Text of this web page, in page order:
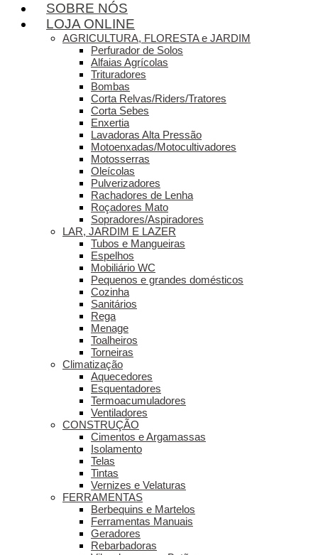
SOBRE NÓS
LOJA ONLINE
AGRICULTURA, FLORESTA e JARDIM
Perfurador de Solos
Alfaias Agrícolas
Trituradores
Bombas
Corta Relvas/Riders/Tratores
Corta Sebes
Enxertia
Lavadoras Alta Pressão
Motoenxadas/Motocultivadores
Motosserras
Oleícolas
Pulverizadores
Rachadores de Lenha
Roçadores Mato
Sopradores/Aspiradores
LAR, JARDIM E LAZER
Tubos e Mangueiras
Espelhos
Mobiliário WC
Pequenos e grandes domésticos
Cozinha
Sanitários
Rega
Menage
Toalheiros
Torneiras
Climatização
Aquecedores
Esquentadores
Termoacumuladores
Ventiladores
CONSTRUÇÃO
Cimentos e Argamassas
Isolamento
Telas
Tintas
Vernizes e Velaturas
FERRAMENTAS
Berbequins e Martelos
Ferramentas Manuais
Geradores
Rebarbadoras